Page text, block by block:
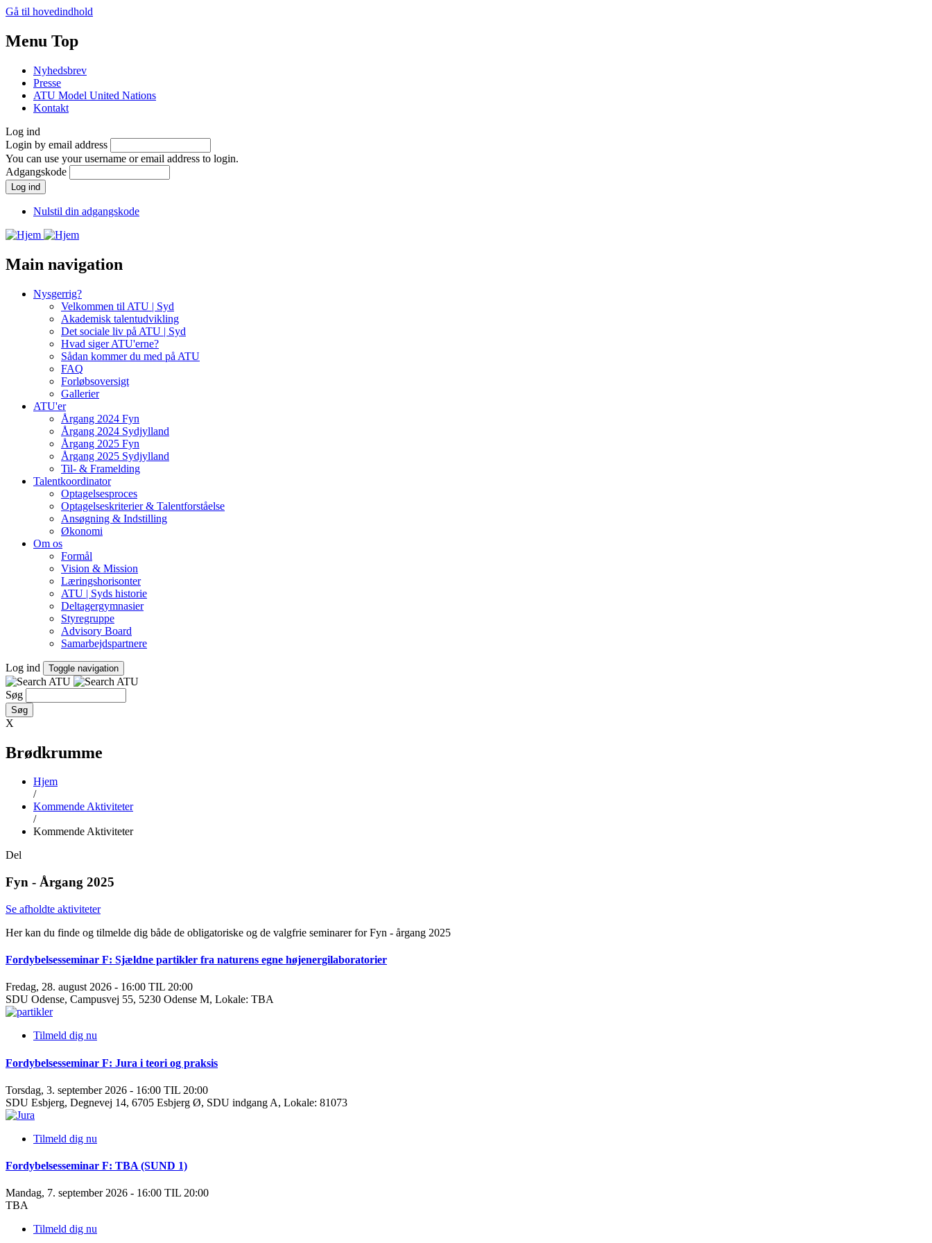
Gå til hovedindhold
Menu Top
Nyhedsbrev
Presse
ATU Model United Nations
Kontakt
Log ind
Login by email address
You can use your username or email address to login.
Adgangskode
Nulstil din adgangskode
Main navigation
Nysgerrig?
Velkommen til ATU | Syd
Akademisk talentudvikling
Det sociale liv på ATU | Syd
Hvad siger ATU'erne?
Sådan kommer du med på ATU
FAQ
Forløbsoversigt
Gallerier
ATU'er
Årgang 2024 Fyn
Årgang 2024 Sydjylland
Årgang 2025 Fyn
Årgang 2025 Sydjylland
Til- & Framelding
Talentkoordinator
Optagelsesproces
Optagelseskriterier & Talentforståelse
Ansøgning & Indstilling
Økonomi
Om os
Formål
Vision & Mission
Læringshorisonter
ATU | Syds historie
Deltagergymnasier
Styregruppe
Advisory Board
Samarbejdspartnere
Log ind Toggle navigation
Søg
X
Brødkrumme
Hjem
/
Kommende Aktiviteter
/
Kommende Aktiviteter
Del
Fyn - Årgang 2025
Se afholdte aktiviteter
Her kan du finde og tilmelde dig både de obligatoriske og de valgfrie seminarer for Fyn - årgang 2025
Fordybelsesseminar F: Sjældne partikler fra naturens egne højenergilaboratorier
Fredag, 28. august 2026 - 16:00 TIL 20:00
SDU Odense, Campusvej 55, 5230 Odense M, Lokale: TBA
Tilmeld dig nu
Fordybelsesseminar F: Jura i teori og praksis
Torsdag, 3. september 2026 - 16:00 TIL 20:00
SDU Esbjerg, Degnevej 14, 6705 Esbjerg Ø, SDU indgang A, Lokale: 81073
Tilmeld dig nu
Fordybelsesseminar F: TBA (SUND 1)
Mandag, 7. september 2026 - 16:00 TIL 20:00
TBA
Tilmeld dig nu